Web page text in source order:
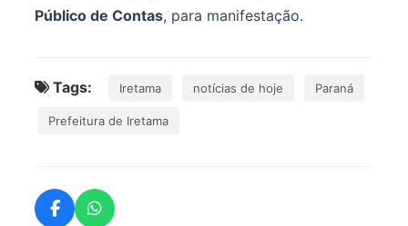
Público de Contas, para manifestação.
Tags: Iretama notícias de hoje Paraná
Prefeitura de Iretama